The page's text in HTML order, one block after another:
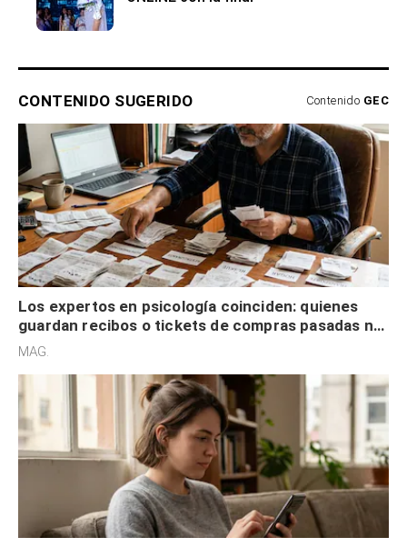
CONTENIDO SUGERIDO Contenido GEC
Los expertos en psicología coinciden: quienes
guardan recibos o tickets de compras pasadas no
son acumuladores, sino que tienen necesidad de
MAG.